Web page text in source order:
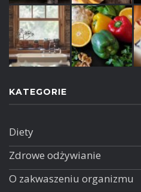
KATEGORIE
Diety
Zdrowe odżywianie
O zakwaszeniu organizmu